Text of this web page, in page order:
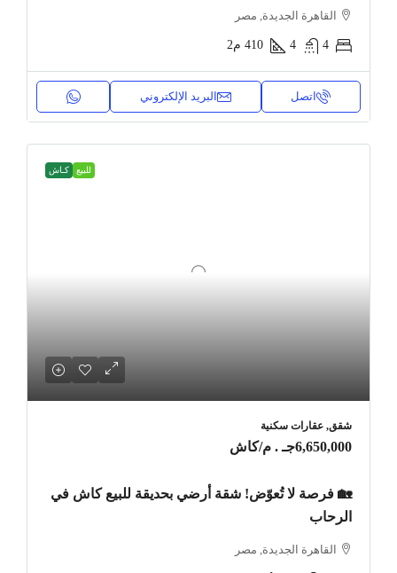
القاهرة الجديدة, مصر
4
4
410 م2
اتصل البريد الإلكتروني
للبيع كـاش
شقق, عقارات سكنية
6,650,000جـ . م /كاش
🏡 فرصة لا تُعوّض! شقة أرضي بحديقة للبيع كاش في
الرحاب
القاهرة الجديدة, مصر